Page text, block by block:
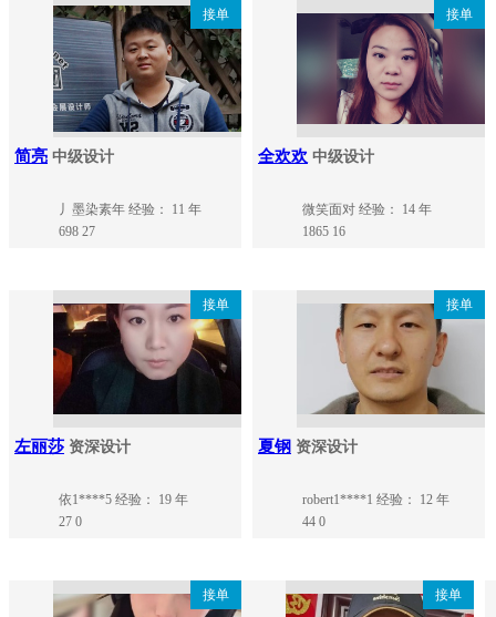
接单
简亮 中级设计
丿墨染素年 经验： 11 年
698 27
接单
全欢欢 中级设计
微笑面对 经验： 14 年
1865 16
接单
左丽莎 资深设计
依1****5 经验： 19 年
27 0
接单
夏钢 资深设计
robert1****1 经验： 12 年
44 0
接单 接单